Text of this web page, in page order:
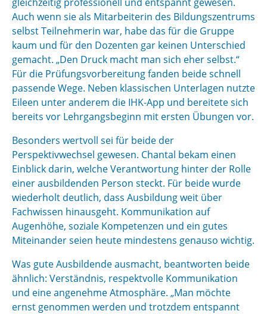
Auch wenn sie als Mitarbeiterin des Bildungszentrums
selbst Teilnehmerin war, habe das für die Gruppe
kaum und für den Dozenten gar keinen Unterschied
gemacht. „Den Druck macht man sich eher selbst.“
Für die Prüfungsvorbereitung fanden beide schnell
passende Wege. Neben klassischen Unterlagen nutzte
Eileen unter anderem die IHK-App und bereitete sich
bereits vor Lehrgangsbeginn mit ersten Übungen vor.
Besonders wertvoll sei für beide der
Perspektivwechsel gewesen. Chantal bekam einen
Einblick darin, welche Verantwortung hinter der Rolle
einer ausbildenden Person steckt. Für beide wurde
wiederholt deutlich, dass Ausbildung weit über
Fachwissen hinausgeht. Kommunikation auf
Augenhöhe, soziale Kompetenzen und ein gutes
Miteinander seien heute mindestens genauso wichtig.
Was gute Ausbildende ausmacht, beantworten beide
ähnlich: Verständnis, respektvolle Kommunikation
und eine angenehme Atmosphäre. „Man möchte
ernst genommen werden und trotzdem entspannt